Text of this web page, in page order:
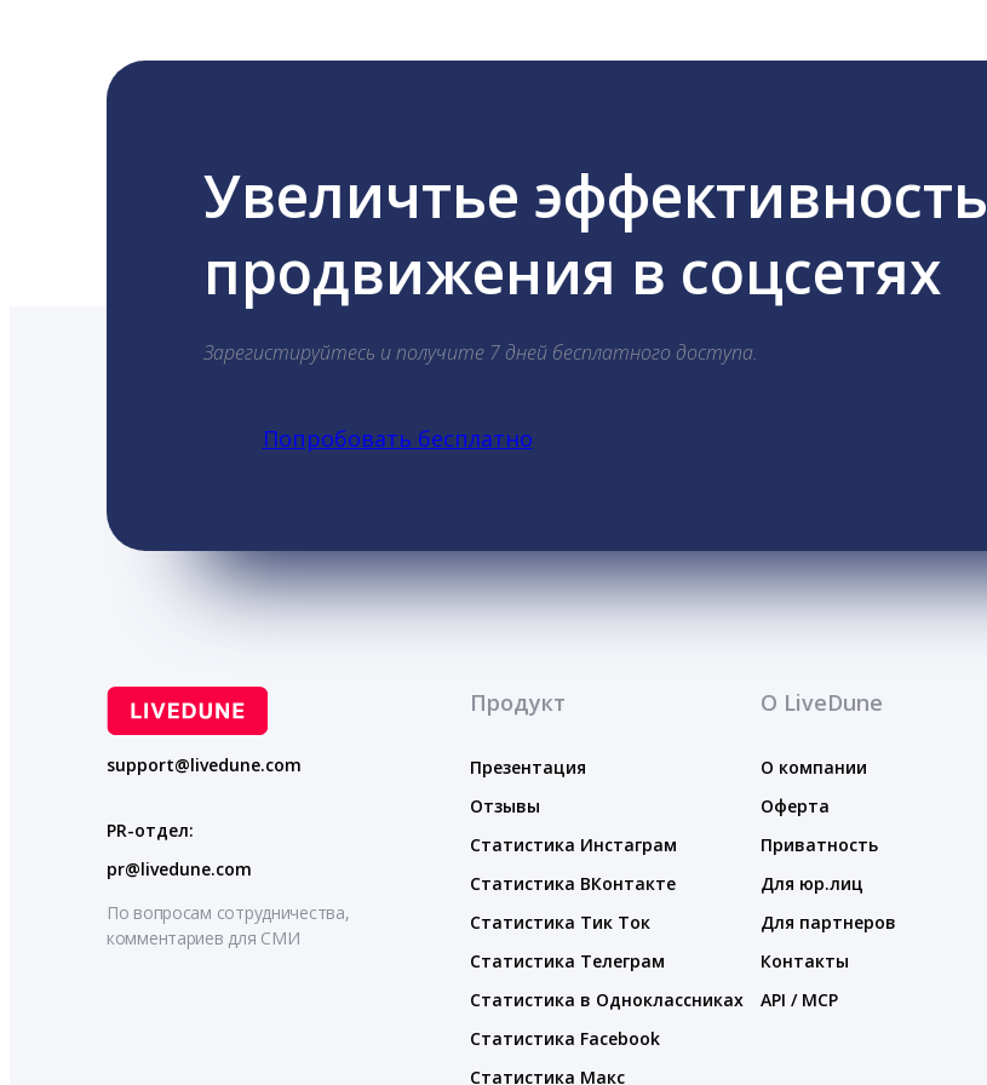
Увеличтье эффективность
продвижения в соцсетях
Зарегистируйтесь и получите 7 дней бесплатного доступа.
Попробовать бесплатно
support@livedune.com
PR-отдел:
pr@livedune.com
По вопросам сотрудничества,
комментариев для СМИ
Продукт
Презентация
Отзывы
Статистика Инстаграм
Статистика ВКонтакте
Статистика Тик Ток
Статистика Телеграм
Статистика в Одноклассниках
Статистика Facebook
Статистика Макс
О LiveDune
О компании
Оферта
Приватность
Для юр.лиц
Для партнеров
Контакты
API / MCP